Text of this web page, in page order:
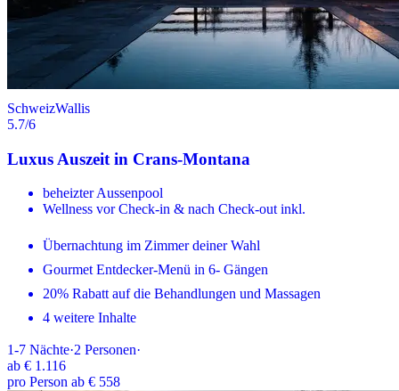
SchweizWallis
5.7/6
Luxus Auszeit in Crans-Montana
beheizter Aussenpool
Wellness vor Check-in & nach Check-out inkl.
Übernachtung im Zimmer deiner Wahl
Gourmet Entdecker-Menü in 6- Gängen
20% Rabatt auf die Behandlungen und Massagen
4 weitere Inhalte
1-7 Nächte·2 Personen·
ab € 1.116
pro Person ab € 558